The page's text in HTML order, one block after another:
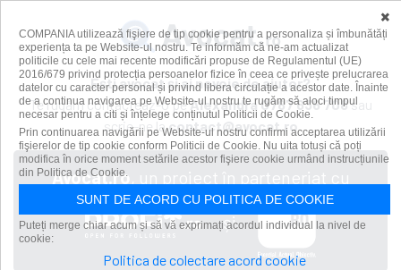
Ești avocat și ai nevoie de ajutor?
Te rugăm contacteaz-o peAlexandra0787 636 708sau
scrie-ne lacontact@avocat.ro
Avocat.ro
și
×
COMPANIA utilizează fişiere de tip cookie pentru a personaliza și îmbunătăți
experiența ta pe Website-ul nostru. Te informăm că ne-am actualizat
politicile cu cele mai recente modificări propuse de Regulamentul (UE)
2016/679 privind protecția persoanelor fizice în ceea ce privește prelucrarea
datelor cu caracter personal și privind libera circulație a acestor date. Înainte
de a continua navigarea pe Website-ul nostru te rugăm să aloci timpul
necesar pentru a citi și înțelege conținutul Politicii de Cookie.
Prin continuarea navigării pe Website-ul nostru confirmi acceptarea utilizării
fişierelor de tip cookie conform Politicii de Cookie. Nu uita totuși că poți
modifica în orice moment setările acestor fişiere cookie urmând instrucțiunile
din Politica de Cookie.
SUNT DE ACORD CU POLITICA DE COOKIE
Puteți merge chiar acum și să vă exprimați acordul individual la nivel de
cookie:
Politica de colectare acord cookie